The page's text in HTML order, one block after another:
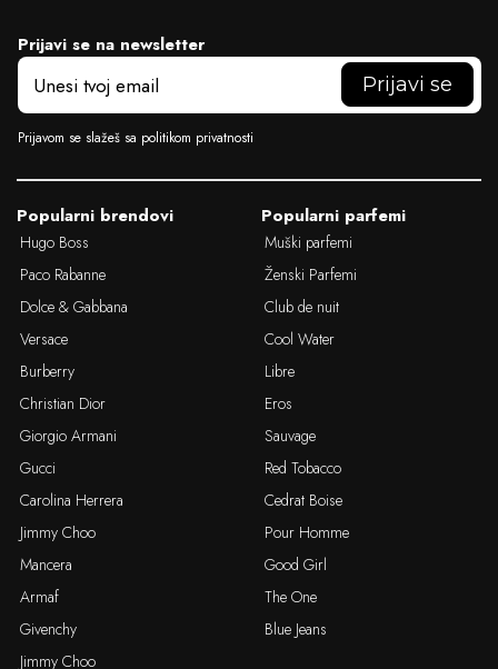
Prijavi se na newsletter
E
a
iPrijavom se slažeš sa politikom privatnosti
Popularni brendovi
Hugo Boss
Paco Rabanne
Dolce & Gabbana
Versace
Burberry
Christian Dior
Giorgio Armani
Gucci
Carolina Herrera
Jimmy Choo
Mancera
Armaf
Givenchy
Jimmy Choo
Popularni parfemi
Muški parfemi
Ženski Parfemi
Club de nuit
Cool Water
Libre
Eros
Sauvage
Red Tobacco
Cedrat Boise
Pour Homme
Good Girl
The One
Blue Jeans